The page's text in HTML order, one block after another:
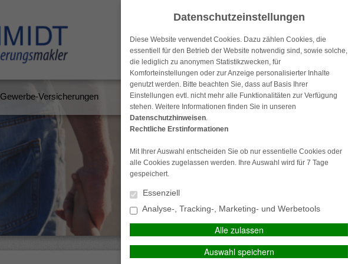
Datenschutz
Gewerbe-Versicherungen Krankenversicherungen Vorsorge & Kapital
Datenschutzeinstellungen
Diese Website verwendet Cookies. Dazu zählen Cookies, die
essentiell für den Betrieb der Website notwendig sind, sowie solche,
die lediglich zu anonymen Statistikzwecken, für
Komforteinstellungen oder zur Anzeige personalisierter Inhalte
genutzt werden. Bitte beachten Sie, dass auf Basis Ihrer
Einstellungen evtl. nicht mehr alle Funktionalitäten zur Verfügung
stehen. Weitere Informationen finden Sie in unseren
Datenschutzhinweisen.
Rechtliche Erstinformationen
Mit Ihrer Auswahl entscheiden Sie ob nur essentielle Cookies oder
alle Cookies zugelassen werden. Ihre Auswahl wird für 7 Tage
gespeichert.
Essenziell
Analyse-, Tracking-, Marketing- und Werbetools
Alle zulassen
Auswahl speichern